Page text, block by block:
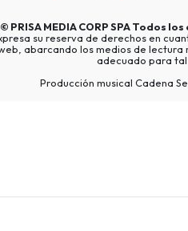
© PRISA MEDIA CORP SPATodos los
su reserva de derechos en
abarcando los medios de lectura
adecuado para tal
Producción musical Cadena